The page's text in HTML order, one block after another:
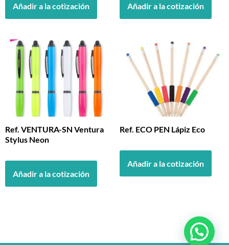
Añadir a la cotización Añadir a la cotización
Ref. VENTURA-SN Ventura
Stylus Neon
Añadir a la cotización
Ref. ECO PEN Lápiz Eco
Añadir a la cotización